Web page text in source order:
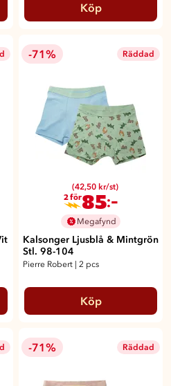
Köp
-71% Räddad
(42,50 kr/st)
2 för85:-
Megafynd
Kalsonger Ljusblå & Mintgrön
Stl. 98-104
Pierre Robert 2 pcs
Köp
-71% Räddad